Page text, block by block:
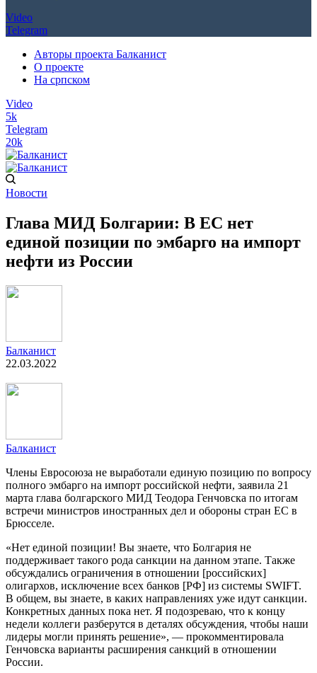
Video
Telegram
Авторы проекта Балканист
О проекте
На српском
Video
5k
Telegram
20k
Новости
Глава МИД Болгарии: В ЕС нет
единой позиции по эмбарго на импорт
нефти из России
Балканист
22.03.2022
Балканист
Члены Евросоюза не выработали единую позицию по вопросу
полного эмбарго на импорт российской нефти, заявила 21
марта глава болгарского МИД Теодора Генчовска по итогам
встречи министров иностранных дел и обороны стран ЕС в
Брюсселе.
«Нет единой позиции! Вы знаете, что Болгария не
поддерживает такого рода санкции на данном этапе. Также
обсуждались ограничения в отношении [российских]
олигархов, исключение всех банков [РФ] из системы SWIFT.
В общем, вы знаете, в каких направлениях уже идут санкции.
Конкретных данных пока нет. Я подозреваю, что к концу
недели коллеги разберутся в деталях обсуждения, чтобы наши
лидеры могли принять решение», — прокомментировала
Генчовска варианты расширения санкций в отношении
России.